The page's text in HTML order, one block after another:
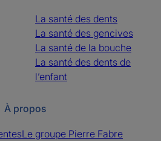
La santé des dents
La santé des gencives
La santé de la bouche
La santé des dents de
l’enfant
À propos
Le groupe Pierre Fabre